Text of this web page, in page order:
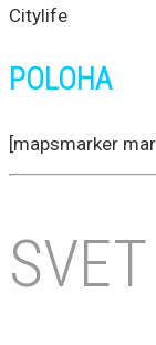
Citylife
POLOHA
[mapsmarker
SVET